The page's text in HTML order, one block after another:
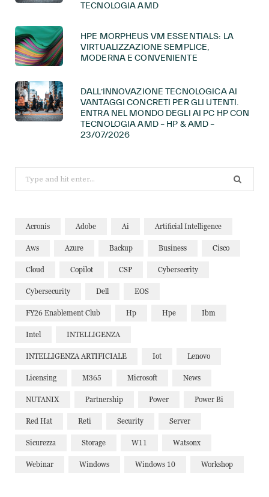
TECNOLOGIA AMD
HPE MORPHEUS VM ESSENTIALS: LA
VIRTUALIZZAZIONE SEMPLICE,
MODERNA E CONVENIENTE
DALL’INNOVAZIONE TECNOLOGICA AI
VANTAGGI CONCRETI PER GLI UTENTI.
ENTRA NEL MONDO DEGLI AI PC HP CON
TECNOLOGIA AMD – HP & AMD –
23/07/2026
for:
Acronis Adobe Ai Artificial Intelligence
Aws Azure Backup Business Cisco
Cloud Copilot CSP Cybersecrity
Cybersecurity Dell EOS
FY26 Enablement Club Hp Hpe Ibm
Intel INTELLIGENZA
INTELLIGENZA ARTIFICIALE Iot Lenovo
Licensing M365 Microsoft News
NUTANIX Partnership Power Power Bi
Red Hat Reti Security Server
Sicurezza Storage W11 Watsonx
Webinar Windows Windows 10 Workshop